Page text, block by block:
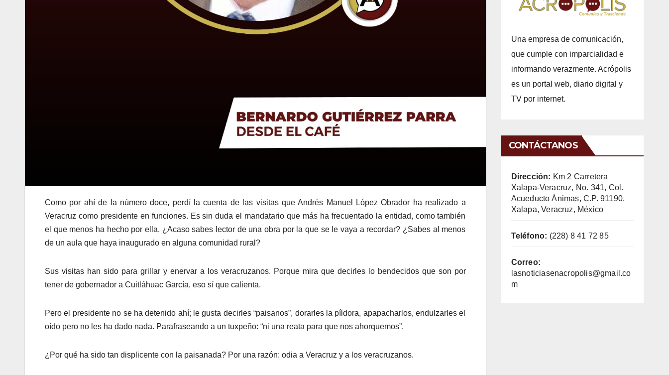
Como por ahí de la número doce, perdí la cuenta de las visitas que Andrés Manuel López Obrador ha realizado a
Veracruz como presidente en funciones. Es sin duda el mandatario que más ha frecuentado la entidad, como también
el que menos ha hecho por ella. ¿Acaso sabes lector de una obra por la que se le vaya a recordar? ¿Sabes al menos
de un aula que haya inaugurado en alguna comunidad rural?
Sus visitas han sido para grillar y enervar a los veracruzanos. Porque mira que decirles lo bendecidos que son por
tener de gobernador a Cuitláhuac García, eso sí que calienta.
Pero el presidente no se ha detenido ahí; le gusta decirles “paisanos”, dorarles la píldora, apapacharlos, endulzarles el
oído pero no les ha dado nada. Parafraseando a un tuxpeño: “ni una reata para que nos ahorquemos”.
¿Por qué ha sido tan displicente con la paisanada? Por una razón: odia a Veracruz y a los veracruzanos.
Una empresa de comunicación,
que cumple con imparcialidad e
informando verazmente. Acrópolis
es un portal web, diario digital y
TV por internet.
CONTÁCTANOS
Dirección: Km 2 Carretera
Xalapa-Veracruz, No. 341, Col.
Acueducto Ánimas, C.P. 91190,
Xalapa, Veracruz, México
Teléfono: (228) 8 41 72 85
Correo:
lasnoticiasenacropolis@gmail.co
m